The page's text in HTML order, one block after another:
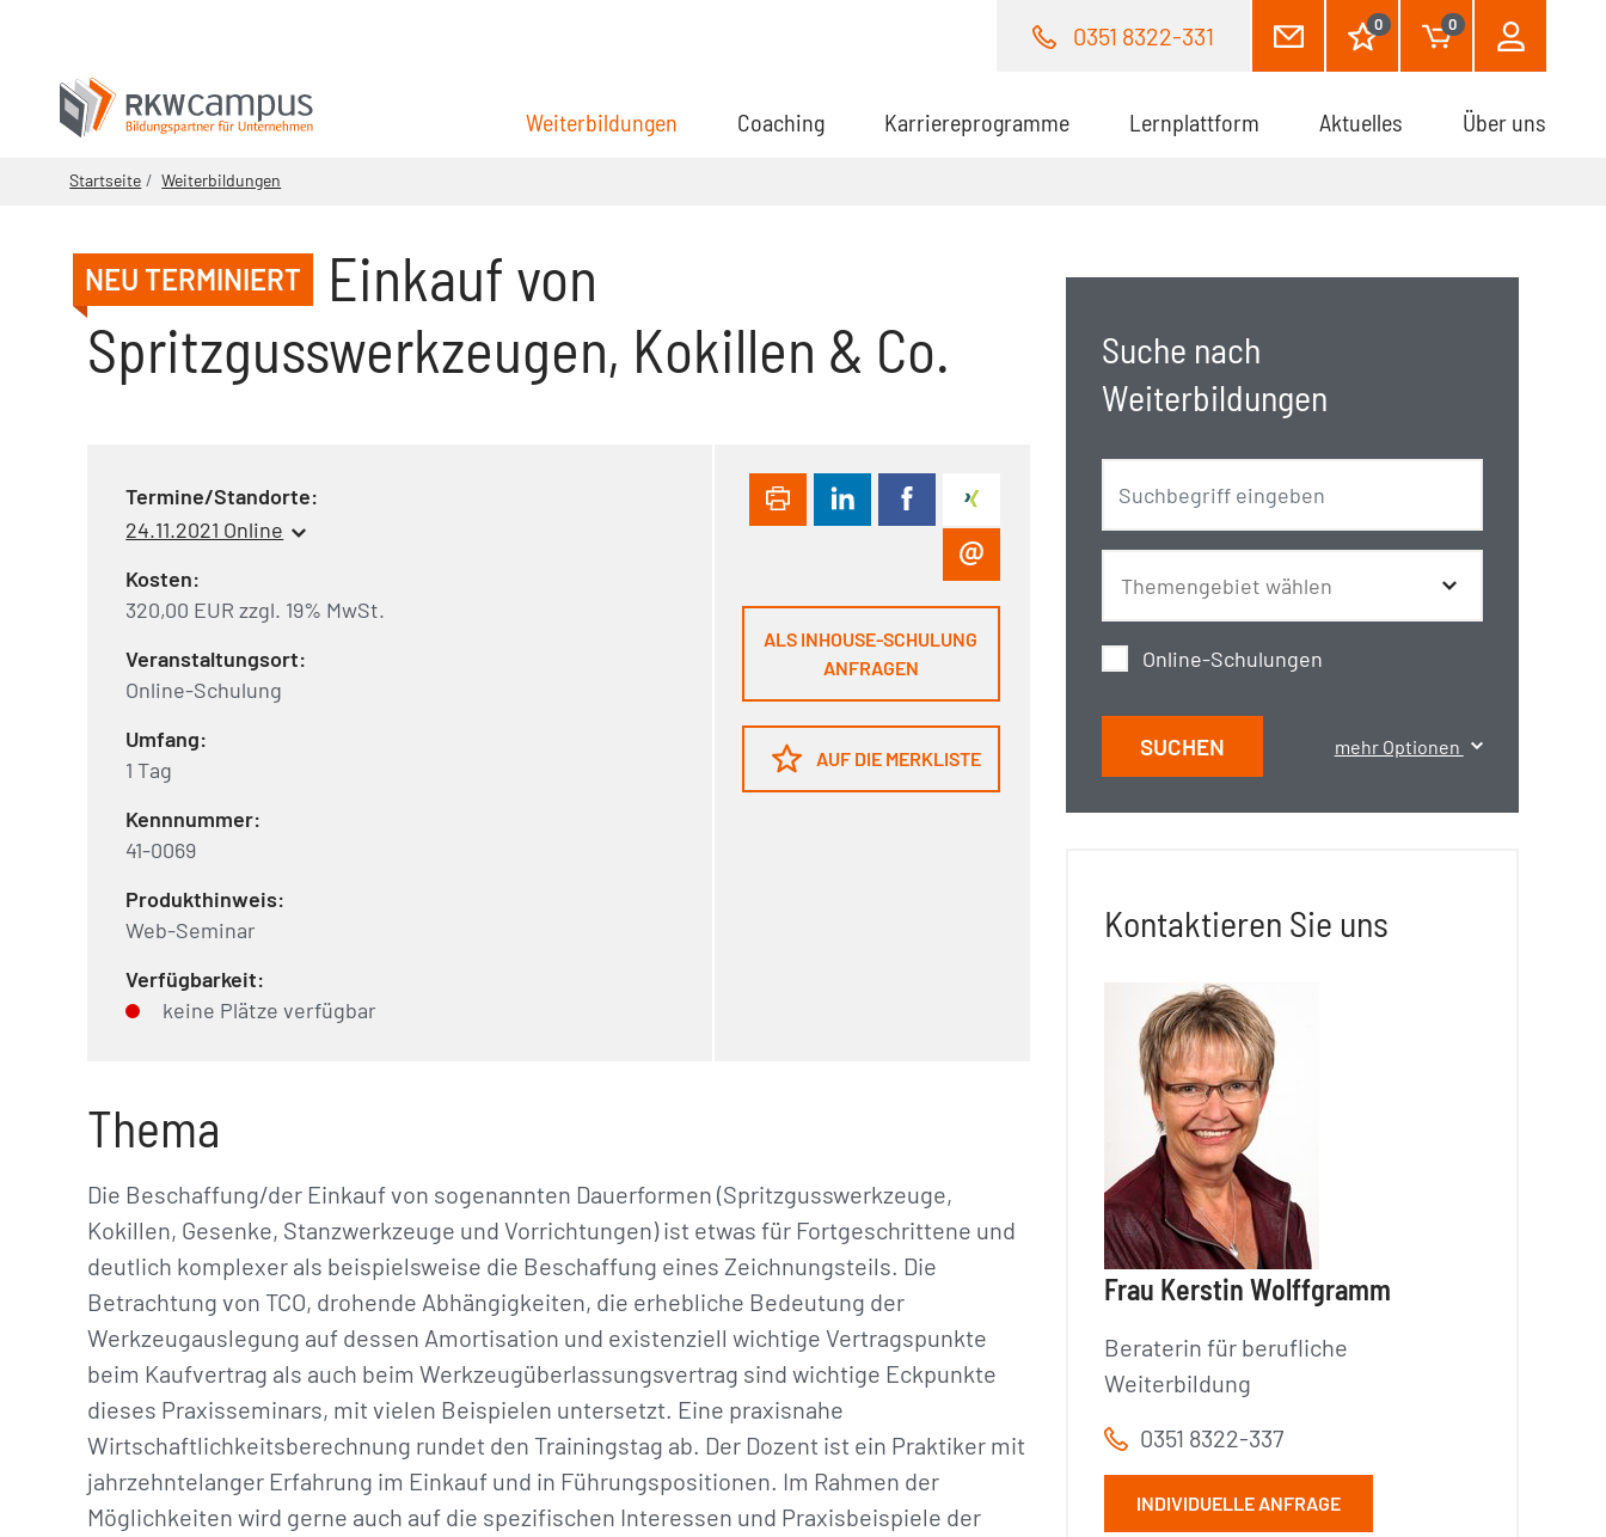
0351 8322-331 0 0
Weiterbildungen (aktuell)Coaching Karriereprogramme Lernplattform Aktuelles Über uns
Startseite Weiterbildungen
NEU TERMINIERT
Einkauf von
Spritzgusswerkzeugen, Kokillen & Co.
Termine/Standorte:
24.11.2021 Online
Kosten:
320,00 EUR zzgl. 19% MwSt.
Veranstaltungsort:
Online-Schulung
Umfang:
1 Tag
Kennnummer:
41-0069
Produkthinweis:
Web-Seminar
Verfügbarkeit:
keine Plätze verfügbar
ALS INHOUSE-SCHULUNG
ANFRAGEN
AUF DIE MERKLISTE
Thema
Die Beschaffung/der Einkauf von sogenannten Dauerformen (Spritzgusswerkzeuge,
Kokillen, Gesenke, Stanzwerkzeuge und Vorrichtungen) ist etwas für Fortgeschrittene und
deutlich komplexer als beispielsweise die Beschaffung eines Zeichnungsteils. Die
Betrachtung von TCO, drohende Abhängigkeiten, die erhebliche Bedeutung der
Werkzeugauslegung auf dessen Amortisation und existenziell wichtige Vertragspunkte
beim Kaufvertrag als auch beim Werkzeugüberlassungsvertrag sind wichtige Eckpunkte
dieses Praxisseminars, mit vielen Beispielen untersetzt. Eine praxisnahe
Wirtschaftlichkeitsberechnung rundet den Trainingstag ab. Der Dozent ist ein Praktiker mit
jahrzehntelanger Erfahrung im Einkauf und in Führungspositionen. Im Rahmen der
Möglichkeiten wird gerne auch auf die spezifischen Interessen und Praxisbeispiele der
Suche nach
Weiterbildungen
Online-Schulungen
SUCHEN mehr Optionen
Kontaktieren Sie uns
Frau Kerstin Wolffgramm
Beraterin für berufliche
Weiterbildung
0351 8322-337
INDIVIDUELLE ANFRAGE